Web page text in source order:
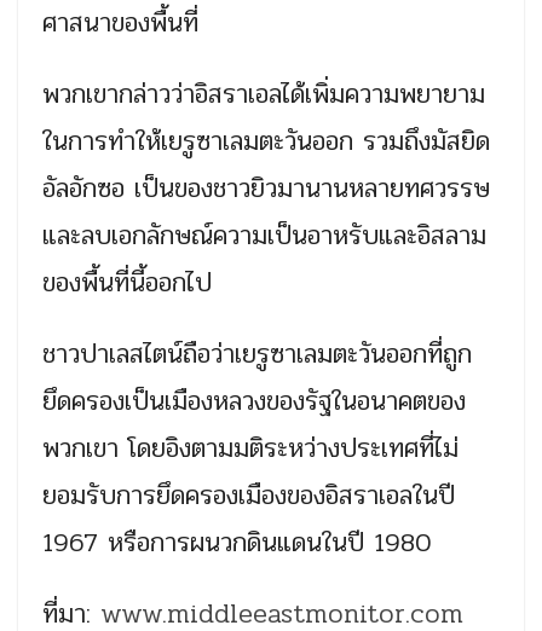
ศาสนาของพื้นที่
พวกเขากล่าวว่าอิสราเอลได้เพิ่มความพยายาม
ในการทำให้เยรูซาเลมตะวันออก รวมถึงมัสยิด
อัลอักซอ เป็นของชาวยิวมานานหลายทศวรรษ
และลบเอกลักษณ์ความเป็นอาหรับและอิสลาม
ของพื้นที่นี้ออกไป
ชาวปาเลสไตน์ถือว่าเยรูซาเลมตะวันออกที่ถูก
ยึดครองเป็นเมืองหลวงของรัฐในอนาคตของ
พวกเขา โดยอิงตามมติระหว่างประเทศที่ไม่
ยอมรับการยึดครองเมืองของอิสราเอลในปี
1967 หรือการผนวกดินแดนในปี 1980
ที่มา: www.middleeastmonitor.com